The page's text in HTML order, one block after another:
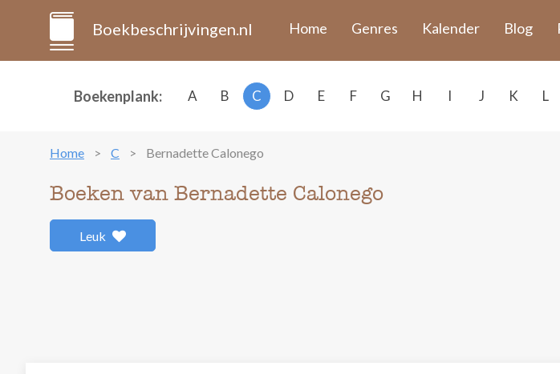
Boekbeschrijvingen.nl Home Genres Kalender Blog
Boekenplank: A B C D E F G H I J K L
Home C Bernadette Calonego
Boeken van Bernadette Calonego
Leuk